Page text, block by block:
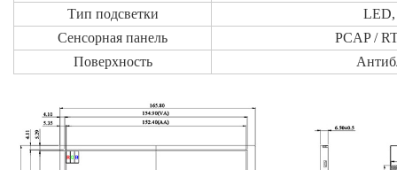
Тип подсветки
Сенсорная панель
PCAP /
Поверхность